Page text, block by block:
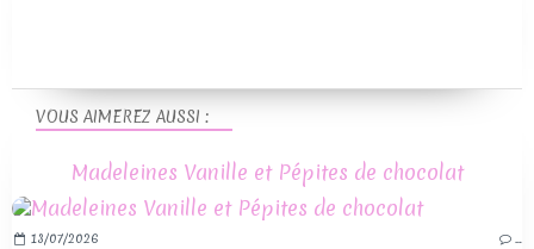
VOUS AIMEREZ AUSSI :
Madeleines Vanille et Pépites de chocolat
13/07/2026 …